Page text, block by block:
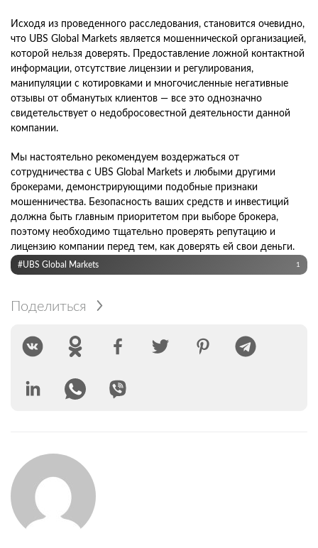
Исходя из проведенного расследования, становится очевидно,
что UBS Global Markets является мошеннической организацией,
которой нельзя доверять. Предоставление ложной контактной
информации, отсутствие лицензии и регулирования,
манипуляции с котировками и многочисленные негативные
отзывы от обманутых клиентов — все это однозначно
свидетельствует о недобросовестной деятельности данной
компании.
Мы настоятельно рекомендуем воздержаться от
сотрудничества с UBS Global Markets и любыми другими
брокерами, демонстрирующими подобные признаки
мошенничества. Безопасность ваших средств и инвестиций
должна быть главным приоритетом при выборе брокера,
поэтому необходимо тщательно проверять репутацию и
лицензию компании перед тем, как доверять ей свои деньги.
#UBS Global Markets 1
Поделиться